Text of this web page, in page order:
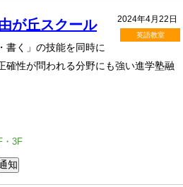
2024年4月22日
英語教室
が丘スクール
書く」の技能を同時に
確性が問われる分野にも強い進学塾融
・3F